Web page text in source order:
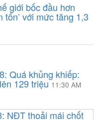
giới bốc đầu hơn
tốn’ với mức tăng 1,3
Quá khủng khiếp:
129 triệu11:30 AM